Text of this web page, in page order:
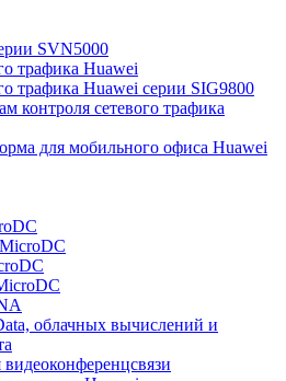
SVN5000
трафика Huawei
трафика Huawei серии SIG9800
контроля сетевого трафика
для мобильного офиса Huawei
облачных вычислений и